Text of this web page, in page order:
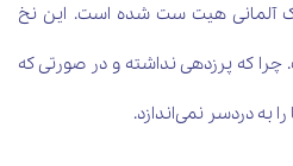
نخ اکریلیک آلمانی هیت ست شده است. این نخ
چرا که پرزدهی نداشته و در صورتی که
به دردسر نمی‌اندازد.